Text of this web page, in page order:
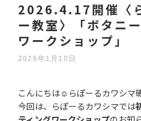
2026.4.17開催〈
ー教室〉「ボタニ
ワークショップ」
2026年1月10日
こんにちは☺らぽーるカワシマ
今回は、らぽーるカワシマでは